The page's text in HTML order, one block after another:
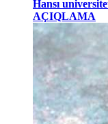
Hansı
AÇIQLAMA